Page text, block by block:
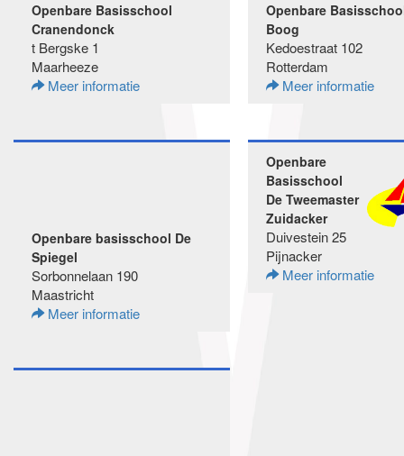
Openbare Basisschool
Cranendonck
t Bergske 1
Maarheeze
Meer informatie
Openbare
Boog
Kedoestraat 102
Rotterdam
Meer informatie
Openbare basisschool De
Spiegel
Sorbonnelaan 190
Maastricht
Meer informatie
Openbare
Basisschool
De Tweemaster
Zuidacker
Duivestein 25
Pijnacker
Meer informatie